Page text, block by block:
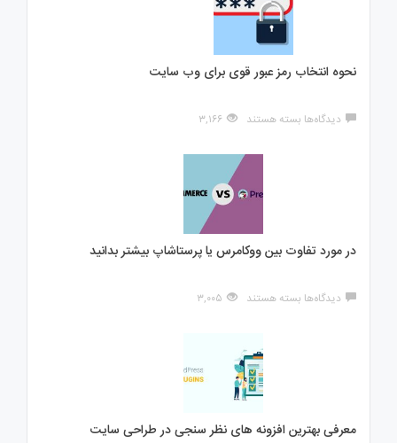
نحوه انتخاب رمز عبور قوی برای وب سایت
دیدگاه‌ها برای
بسته هستند ۳,۱۶۶
در مورد تفاوت بین ووکامرس یا پرستاشاپ بیشتر بدانید
دیدگاه‌ها برای
پرستاشاپ
بدانید
بسته هستند ۳,۰۰۵
معرفی بهترین افزونه های نظر سنجی در طراحی سایت